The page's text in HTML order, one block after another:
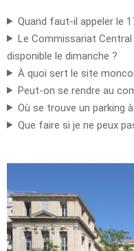
Quand faut-il appeler le
Le Commissariat
disponible le dimanche ?
À quoi sert le site
Peut-on se rendre au
Où se trouve un parking
Que faire si je ne peux